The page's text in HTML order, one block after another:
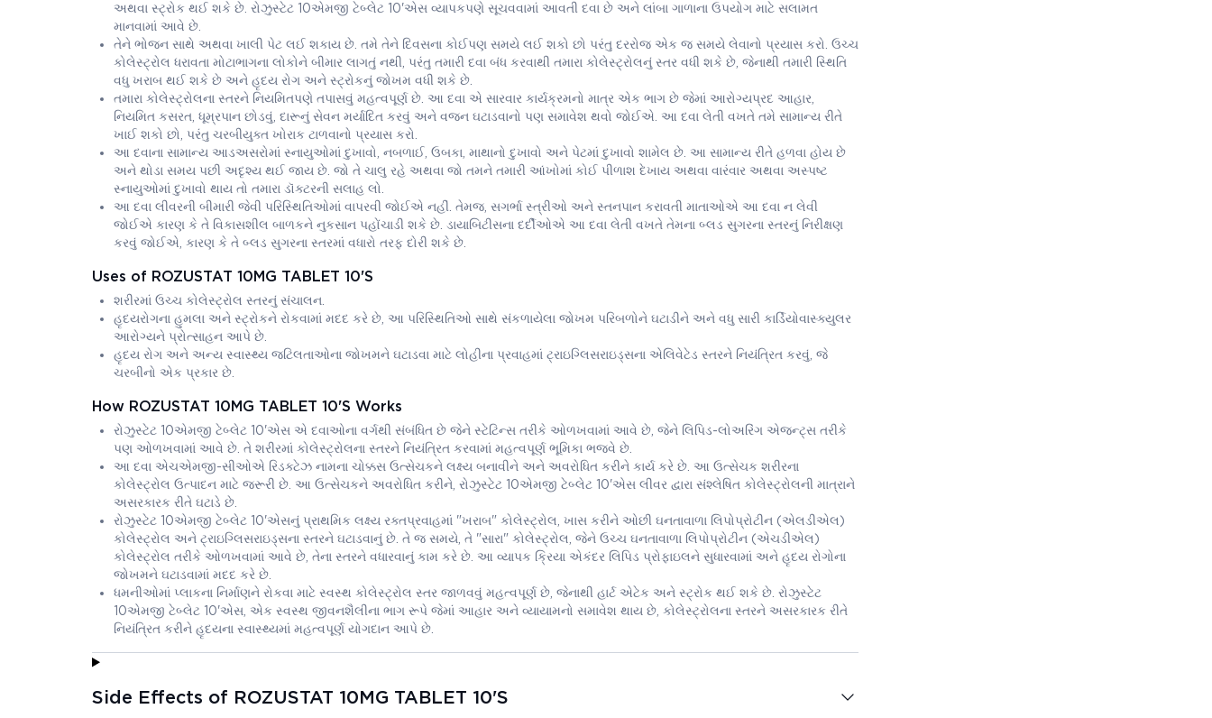
અથવા સ્ટ્રોક થઈ શકે છે. રોઝુસ્ટેટ 10એમજી ટેબ્લેટ 10'એસ વ્યાપકપણે સૂચવવામાં આવતી દવા છે અને લાંબા ગાળાના ઉપયોગ માટે સલામત
માનવામાં આવે છે.
તેને ભોજન સાથે અથવા ખાલી પેટ લઈ શકાય છે. તમે તેને દિવસના કોઈપણ સમયે લઈ શકો છો પરંતુ દરરોજ એક જ સમયે લેવાનો પ્રયાસ કરો. ઉચ્ચ
કોલેસ્ટ્રોલ ધરાવતા મોટાભાગના લોકોને બીમાર લાગતું નથી, પરંતુ તમારી દવા બંધ કરવાથી તમારા કોલેસ્ટ્રોલનું સ્તર વધી શકે છે, જેનાથી તમારી સ્થિતિ
વધુ ખરાબ થઈ શકે છે અને હૃદય રોગ અને સ્ટ્રોકનું જોખમ વધી શકે છે.
તમારા કોલેસ્ટ્રોલના સ્તરને નિયમિતપણે તપાસવું મહત્વપૂર્ણ છે. આ દવા એ સારવાર કાર્યક્રમનો માત્ર એક ભાગ છે જેમાં આરોગ્યપ્રદ આહાર,
નિયમિત કસરત, ધૂમ્રપાન છોડવું, દારૂનું સેવન મર્યાદિત કરવું અને વજન ઘટાડવાનો પણ સમાવેશ થવો જોઈએ. આ દવા લેતી વખતે તમે સામાન્ય રીતે
ખાઈ શકો છો, પરંતુ ચરબીયુક્ત ખોરાક ટાળવાનો પ્રયાસ કરો.
આ દવાના સામાન્ય આડઅસરોમાં સ્નાયુઓમાં દુખાવો, નબળાઈ, ઉબકા, માથાનો દુખાવો અને પેટમાં દુખાવો શામેલ છે. આ સામાન્ય રીતે હળવા હોય છે
અને થોડા સમય પછી અદૃશ્ય થઈ જાય છે. જો તે ચાલુ રહે અથવા જો તમને તમારી આંખોમાં કોઈ પીળાશ દેખાય અથવા વારંવાર અથવા અસ્પષ્ટ
સ્નાયુઓમાં દુખાવો થાય તો તમારા ડૉક્ટરની સલાહ લો.
આ દવા લીવરની બીમારી જેવી પરિસ્થિતિઓમાં વાપરવી જોઈએ નહીં. તેમજ, સગર્ભા સ્ત્રીઓ અને સ્તનપાન કરાવતી માતાઓએ આ દવા ન લેવી
જોઈએ કારણ કે તે વિકાસશીલ બાળકને નુકસાન પહોંચાડી શકે છે. ડાયાબિટીસના દર્દીઓએ આ દવા લેતી વખતે તેમના બ્લડ સુગરના સ્તરનું નિરીક્ષણ
કરવું જોઈએ, કારણ કે તે બ્લડ સુગરના સ્તરમાં વધારો તરફ દોરી શકે છે.
Uses of ROZUSTAT 10MG TABLET 10'S
શરીરમાં ઉચ્ચ કોલેસ્ટ્રોલ સ્તરનું સંચાલન.
હૃદયરોગના હુમલા અને સ્ટ્રોકને રોકવામાં મદદ કરે છે, આ પરિસ્થિતિઓ સાથે સંકળાયેલા જોખમ પરિબળોને ઘટાડીને અને વધુ સારી કાર્ડિયોવાસ્ક્યુલર
આરોગ્યને પ્રોત્સાહન આપે છે.
હૃદય રોગ અને અન્ય સ્વાસ્થ્ય જટિલતાઓના જોખમને ઘટાડવા માટે લોહીના પ્રવાહમાં ટ્રાઇગ્લિસરાઇડ્સના એલિવેટેડ સ્તરને નિયંત્રિત કરવું, જે
ચરબીનો એક પ્રકાર છે.
How ROZUSTAT 10MG TABLET 10'S Works
રોઝુસ્ટેટ 10એમજી ટેબ્લેટ 10'એસ એ દવાઓના વર્ગથી સંબંધિત છે જેને સ્ટેટિન્સ તરીકે ઓળખવામાં આવે છે, જેને લિપિડ-લોઅરિંગ એજન્ટ્સ તરીકે
પણ ઓળખવામાં આવે છે. તે શરીરમાં કોલેસ્ટ્રોલના સ્તરને નિયંત્રિત કરવામાં મહત્વપૂર્ણ ભૂમિકા ભજવે છે.
આ દવા એચએમજી-સીઓએ રિડક્ટેઝ નામના ચોક્કસ ઉત્સેચકને લક્ષ્ય બનાવીને અને અવરોધિત કરીને કાર્ય કરે છે. આ ઉત્સેચક શરીરના
કોલેસ્ટ્રોલ ઉત્પાદન માટે જરૂરી છે. આ ઉત્સેચકને અવરોધિત કરીને, રોઝુસ્ટેટ 10એમજી ટેબ્લેટ 10'એસ લીવર દ્વારા સંશ્લેષિત કોલેસ્ટ્રોલની માત્રાને
અસરકારક રીતે ઘટાડે છે.
રોઝુસ્ટેટ 10એમજી ટેબ્લેટ 10'એસનું પ્રાથમિક લક્ષ્ય રક્તપ્રવાહમાં "ખરાબ" કોલેસ્ટ્રોલ, ખાસ કરીને ઓછી ઘનતાવાળા લિપોપ્રોટીન (એલડીએલ)
કોલેસ્ટ્રોલ અને ટ્રાઇગ્લિસરાઇડ્સના સ્તરને ઘટાડવાનું છે. તે જ સમયે, તે "સારા" કોલેસ્ટ્રોલ, જેને ઉચ્ચ ઘનતાવાળા લિપોપ્રોટીન (એચડીએલ)
કોલેસ્ટ્રોલ તરીકે ઓળખવામાં આવે છે, તેના સ્તરને વધારવાનું કામ કરે છે. આ વ્યાપક ક્રિયા એકંદર લિપિડ પ્રોફાઇલને સુધારવામાં અને હૃદય રોગોના
જોખમને ઘટાડવામાં મદદ કરે છે.
ધમનીઓમાં પ્લાકના નિર્માણને રોકવા માટે સ્વસ્થ કોલેસ્ટ્રોલ સ્તર જાળવવું મહત્વપૂર્ણ છે, જેનાથી હાર્ટ એટેક અને સ્ટ્રોક થઈ શકે છે. રોઝુસ્ટેટ
10એમજી ટેબ્લેટ 10'એસ, એક સ્વસ્થ જીવનશૈલીના ભાગ રૂપે જેમાં આહાર અને વ્યાયામનો સમાવેશ થાય છે, કોલેસ્ટ્રોલના સ્તરને અસરકારક રીતે
નિયંત્રિત કરીને હૃદયના સ્વાસ્થ્યમાં મહત્વપૂર્ણ યોગદાન આપે છે.
Side Effects of ROZUSTAT 10MG TABLET 10'S